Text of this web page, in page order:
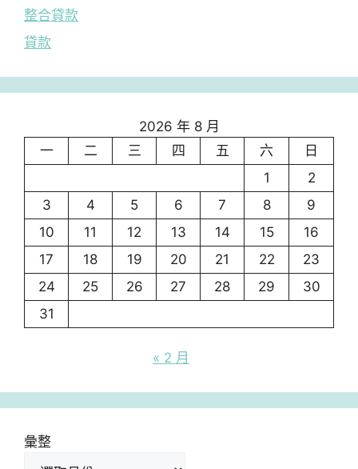
整合貸款
貸款
2026 年 8 月
一
二 三 四 五 六
日
1
2
3
4 5 6 7 8
9
10
11 12 13 14 15
16
17
18 19 20 21 22
23
24
25 26 27 28 29
30
31
« 2 月
彙整